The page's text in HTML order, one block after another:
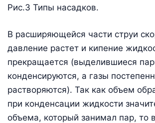
Рис.3 Типы насадков.
В расширяющейся части струи
давление растет и кипение
прекращается (выделившиеся
конденсируются, а газы
растворяются). Так как объем
при конденсации жидкости
объема, который занимал пар, то в